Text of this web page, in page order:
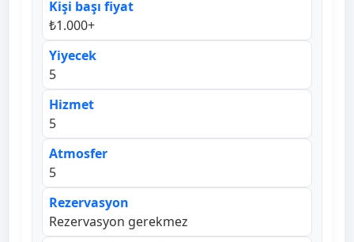
Kişi başı fiyat
₺1.000+
Yiyecek
5
Hizmet
5
Atmosfer
5
Rezervasyon
Rezervasyon gerekmez